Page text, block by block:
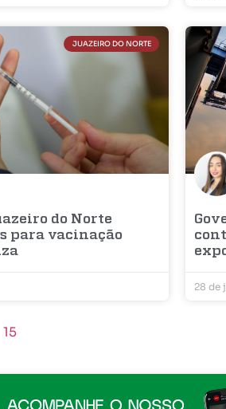
JUAZEIRO DO NORTE
do Norte
para vacinação
28 de
15